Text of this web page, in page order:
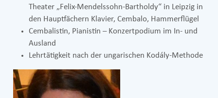
Theater „Felix-Mendelssohn-Bartholdy“ in Leipzig in
den Hauptfächern Klavier, Cembalo, Hammerflügel
Cembalistin, Pianistin – Konzertpodium im In- und
Ausland
Lehrtätigkeit nach der ungarischen Kodály-Methode